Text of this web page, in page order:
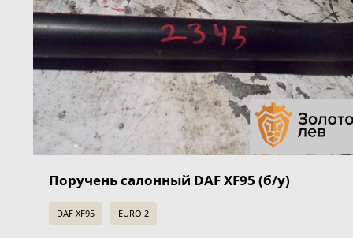
Поручень салонный DAF XF95 (б/у)
DAF XF95 EURO 2